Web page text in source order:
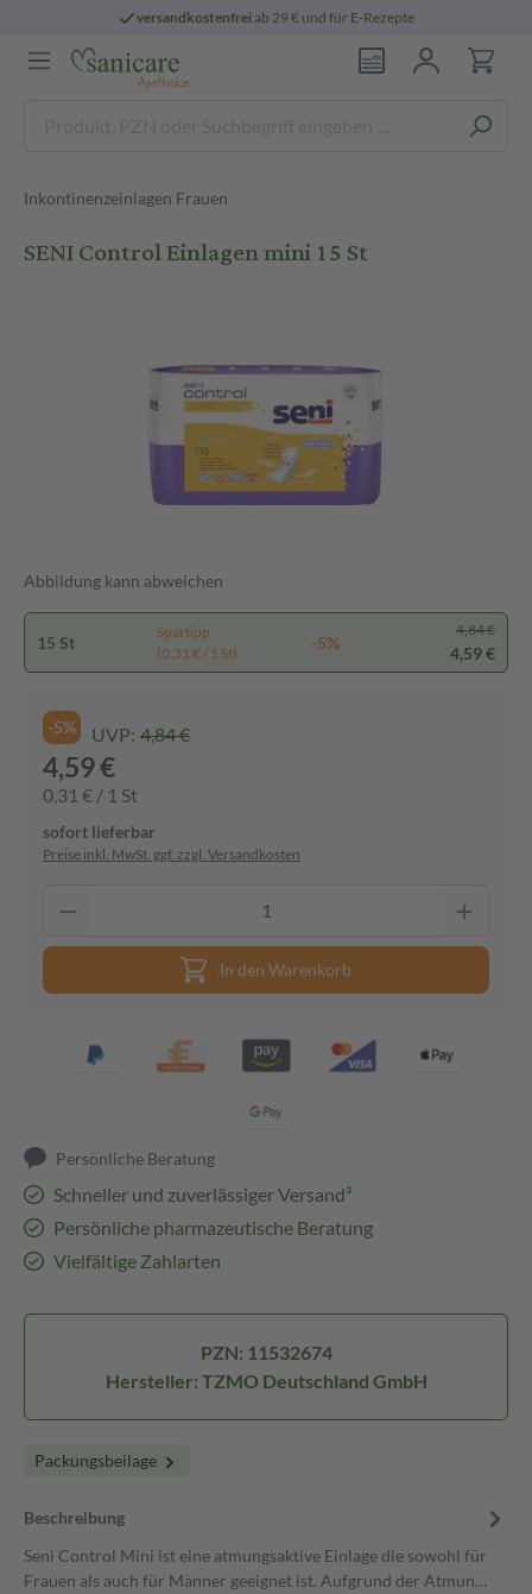
versandkostenfreiab 29 € und für E-Rezepte
Inkontinenzeinlagen Frauen
SENI Control Einlagen mini 15 St
Abbildung kann abweichen
15 St
Spartipp
(0,31 € / 1 St)
-5%
4,84 €
4,59 €
-5% UVP: 4,84 €
4,59 €
0,31 € / 1 St
sofort lieferbar
Preise inkl. MwSt. ggf. zzgl. Versandkosten
In den Warenkorb
Persönliche Beratung
Schneller und zuverlässiger Versand³
Persönliche pharmazeutische Beratung
Vielfältige Zahlarten
PZN: 11532674
Hersteller: TZMO Deutschland GmbH
Packungsbeilage
Beschreibung
Seni Control Mini ist eine atmungsaktive Einlage die sowohl für
Frauen als auch für Männer geeignet ist. Aufgrund der Atmun…